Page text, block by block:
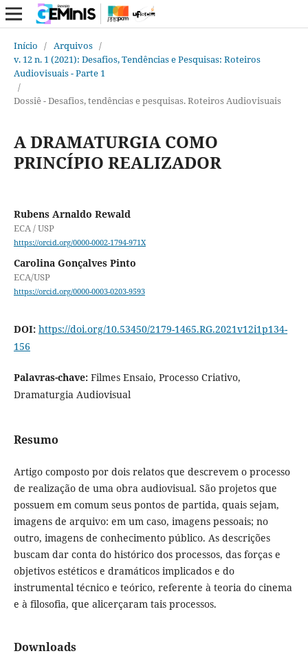
Início / Arquivos /
v. 12 n. 1 (2021): Desafios, Tendências e Pesquisas: Roteiros
Audiovisuais - Parte 1
/
Dossiê - Desafios, tendências e pesquisas. Roteiros Audiovisuais
A DRAMATURGIA COMO
PRINCÍPIO REALIZADOR
Rubens Arnaldo Rewald
ECA / USP
https://orcid.org/0000-0002-1794-971X
Carolina Gonçalves Pinto
ECA/USP
https://orcid.org/0000-0003-0203-9593
DOI: https://doi.org/10.53450/2179-1465.RG.2021v12i1p134-
156
Palavras-chave: Filmes Ensaio, Processo Criativo,
Dramaturgia Audiovisual
Resumo
Artigo composto por dois relatos que descrevem o processo
de realização de uma obra audiovisual. São projetos que
possuem em comum seus pontos de partida, quais sejam,
imagens de arquivo: em um caso, imagens pessoais; no
outro, imagens de conhecimento público. As descrições
buscam dar conta do histórico dos processos, das forças e
objetivos estéticos e dramáticos implicados e do
instrumental técnico e teórico, referente à teoria do cinema
e à filosofia, que alicerçaram tais processos.
Downloads